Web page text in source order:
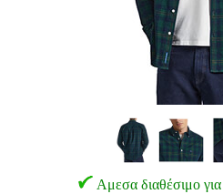
Αμεσα διαθέσιμο